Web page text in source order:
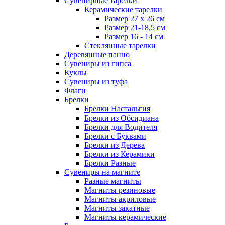
Керамические тарелки
Размер 27 х 26 см
Размер 21-18,5 см
Размер 16 - 14 см
Стеклянные тарелки
Деревянные панно
Сувениры из гипса
Куклы
Сувениры из туфа
Флаги
Брелки
Брелки Настальгия
Брелки из Обсидиана
Брелки для Водителя
Брелки с Буквами
Брелки из Дерева
Брелки из Керамики
Брелки Разные
Сувениры на магните
Разные магниты
Магниты резиновые
Магниты акриловые
Магниты закатные
Магниты керамические